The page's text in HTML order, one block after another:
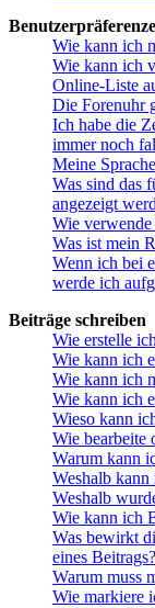
Wie kann ich
Wie kann ich
Online-Liste
Die Forenuhr
Ich habe die
immer noch
Meine
Was sind das
angezeigt
Wie
Was ist mein
Wenn ich bei
werde ich
Beiträge schreiben
Wie erstelle
Wie kann ich
Wie kann ich
Wie kann ich
Wieso kann
Wie bearbeite
Warum kann
Weshalb kann
Weshalb
Wie kann ich
Was bewirkt
eines Beitrags?
Warum muss
Wie markiere